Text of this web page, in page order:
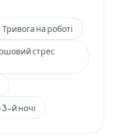
Тривога на роботі
стрес
й ночі